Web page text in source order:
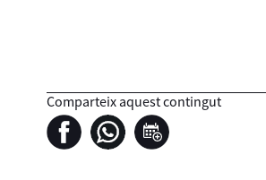
Comparteix aquest contingut